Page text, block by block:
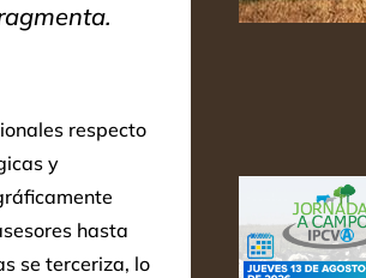
respecto
y
hasta
se terceriza, lo